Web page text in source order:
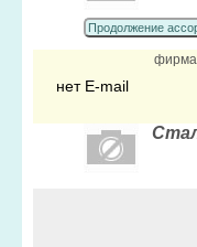
Продолжение
нет E-mail
фирма